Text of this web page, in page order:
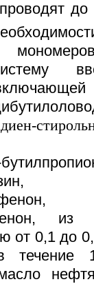
из
от 0,1 до
течение